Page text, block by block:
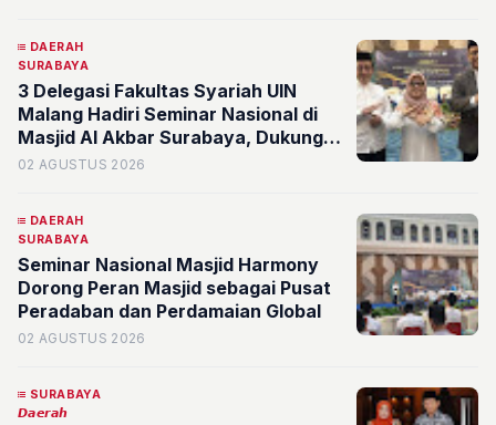
DAERAH
SURABAYA
3 Delegasi Fakultas Syariah UIN
Malang Hadiri Seminar Nasional di
Masjid Al Akbar Surabaya, Dukung
Diplomasi Keagamaan Tingkat
02 AGUSTUS 2026
DAERAH
SURABAYA
Seminar Nasional Masjid Harmony
Dorong Peran Masjid sebagai Pusat
Peradaban dan Perdamaian Global
02 AGUSTUS 2026
SURABAYA
𝘿𝙖𝙚𝙧𝙖𝙝